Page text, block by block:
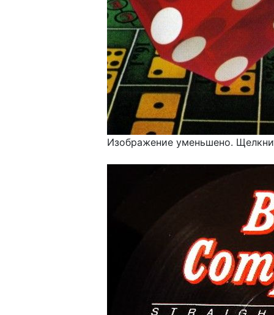
Изображение уменьшено.